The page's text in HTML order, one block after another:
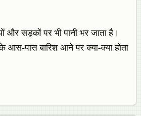
और सड़कों पर भी पानी भर जाता है।
आस-पास बारिश आने पर क्या-क्या होता